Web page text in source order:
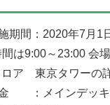
期間：2020年7月1
は9:00～23:00 会
ロア 東京タワーの
：メインデッキ